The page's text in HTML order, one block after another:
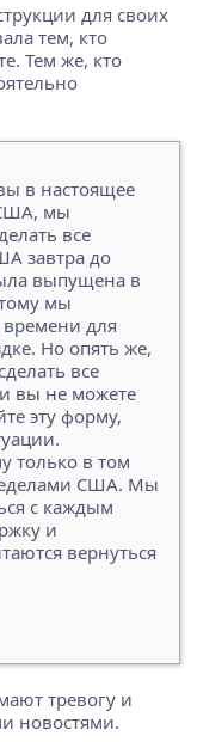
для своих
тем, кто
Тем же, кто
в настоящее
мы
все
завтра до
выпущена в
мы
для
Но опять же,
все
вы не можете
эту форму,
только в том
США. Мы
с каждым
и
вернуться
тревогу и
новостями.